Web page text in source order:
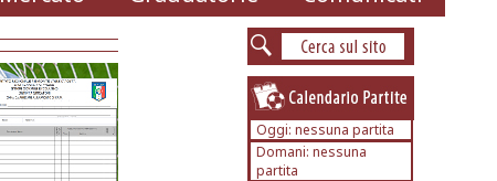
Oggi: nessuna partita
Domani: nessuna
partita